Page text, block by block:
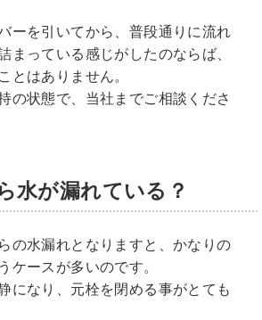
ーを引いてから、普段通りに流れ
まっている感じがしたのならば、
とはありません。
の状態で、当社までご相談くださ
水が漏れている？
の水漏れとなりますと、かなりの
ケースが多いのです。
になり、元栓を閉める事がとても